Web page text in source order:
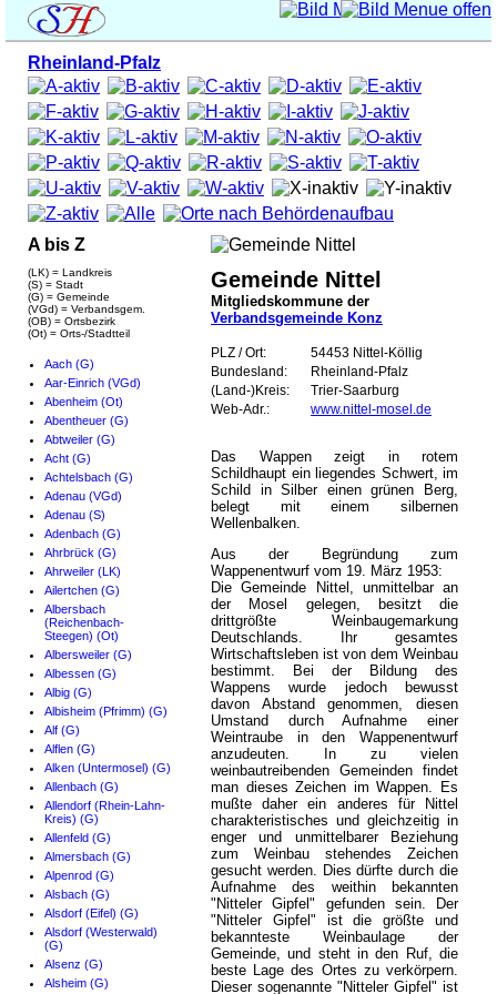
Rheinland-Pfalz
A bis Z
(LK) = Landkreis
(S) = Stadt
(G) = Gemeinde
(VGd) = Verbandsgem.
(OB) = Ortsbezirk
(Ot) = Orts-/Stadtteil
Aach (G)
Aar-Einrich (VGd)
Abenheim (Ot)
Abentheuer (G)
Abtweiler (G)
Acht (G)
Achtelsbach (G)
Adenau (VGd)
Adenau (S)
Adenbach (G)
Ahrbrück (G)
Ahrweiler (LK)
Ailertchen (G)
Albersbach
(Reichenbach-
Steegen) (Ot)
Albersweiler (G)
Albessen (G)
Albig (G)
Albisheim (Pfrimm) (G)
Alf (G)
Alflen (G)
Alken (Untermosel) (G)
Allenbach (G)
Allendorf (Rhein-Lahn-
Kreis) (G)
Allenfeld (G)
Almersbach (G)
Alpenrod (G)
Alsbach (G)
Alsdorf (Eifel) (G)
Alsdorf (Westerwald)
(G)
Alsenz (G)
Alsheim (G)
Gemeinde Nittel
Mitgliedskommune der
Verbandsgemeinde Konz
PLZ / Ort:
54453 Nittel-Köllig
Bundesland:
Rheinland-Pfalz
(Land-)Kreis:
Trier-Saarburg
Web-Adr.:
www.nittel-mosel.de
Das Wappen zeigt in rotem
Schildhaupt ein liegendes Schwert, im
Schild in Silber einen grünen Berg,
belegt mit einem silbernen
Wellenbalken.
Aus der Begründung zum
Wappenentwurf vom 19. März 1953:
Die Gemeinde Nittel, unmittelbar an
der Mosel gelegen, besitzt die
drittgrößte Weinbaugemarkung
Deutschlands. Ihr gesamtes
Wirtschaftsleben ist von dem Weinbau
bestimmt. Bei der Bildung des
Wappens wurde jedoch bewusst
davon Abstand genommen, diesen
Umstand durch Aufnahme einer
Weintraube in den Wappenentwurf
anzudeuten. In zu vielen
weinbautreibenden Gemeinden findet
man dieses Zeichen im Wappen. Es
mußte daher ein anderes für Nittel
charakteristisches und gleichzeitig in
enger und unmittelbarer Beziehung
zum Weinbau stehendes Zeichen
gesucht werden. Dies dürfte durch die
Aufnahme des weithin bekannten
"Nitteler Gipfel" gefunden sein. Der
"Nitteler Gipfel" ist die größte und
bekannteste Weinbaulage der
Gemeinde, und steht in den Ruf, die
beste Lage des Ortes zu verkörpern.
Dieser sogenannte "Nitteler Gipfel" ist